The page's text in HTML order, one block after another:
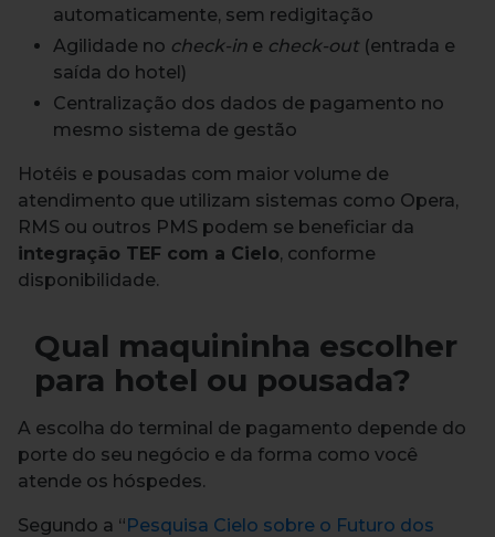
automaticamente, sem redigitação
Agilidade no check-in e check-out (entrada e
saída do hotel)
Centralização dos dados de pagamento no
mesmo sistema de gestão
Hotéis e pousadas com maior volume de
atendimento que utilizam sistemas como Opera,
RMS ou outros PMS podem se beneficiar da
integração TEF com a Cielo, conforme
disponibilidade.
Qual maquininha escolher
para hotel ou pousada?
A escolha do terminal de pagamento depende do
porte do seu negócio e da forma como você
atende os hóspedes.
Segundo a “Pesquisa Cielo sobre o Futuro dos